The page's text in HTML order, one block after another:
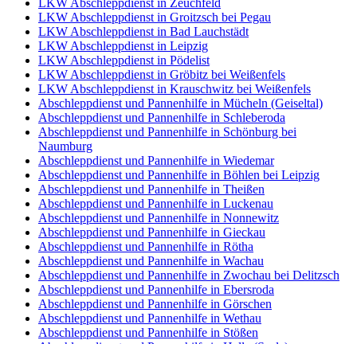
LKW Abschleppdienst in Zeuchfeld
LKW Abschleppdienst in Groitzsch bei Pegau
LKW Abschleppdienst in Bad Lauchstädt
LKW Abschleppdienst in Leipzig
LKW Abschleppdienst in Pödelist
LKW Abschleppdienst in Gröbitz bei Weißenfels
LKW Abschleppdienst in Krauschwitz bei Weißenfels
Abschleppdienst und Pannenhilfe in Mücheln (Geiseltal)
Abschleppdienst und Pannenhilfe in Schleberoda
Abschleppdienst und Pannenhilfe in Schönburg bei
Naumburg
Abschleppdienst und Pannenhilfe in Wiedemar
Abschleppdienst und Pannenhilfe in Böhlen bei Leipzig
Abschleppdienst und Pannenhilfe in Theißen
Abschleppdienst und Pannenhilfe in Luckenau
Abschleppdienst und Pannenhilfe in Nonnewitz
Abschleppdienst und Pannenhilfe in Gieckau
Abschleppdienst und Pannenhilfe in Rötha
Abschleppdienst und Pannenhilfe in Wachau
Abschleppdienst und Pannenhilfe in Zwochau bei Delitzsch
Abschleppdienst und Pannenhilfe in Ebersroda
Abschleppdienst und Pannenhilfe in Görschen
Abschleppdienst und Pannenhilfe in Wethau
Abschleppdienst und Pannenhilfe in Stößen